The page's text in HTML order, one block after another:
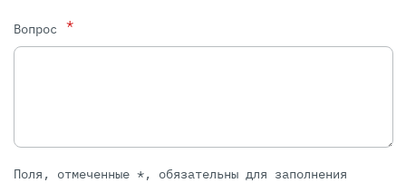
Вопрос *
Поля, отмеченные *, обязательны для заполнения